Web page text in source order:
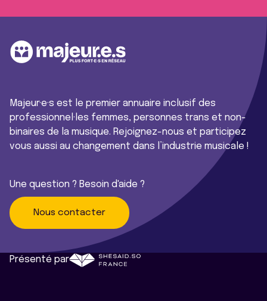
Majeur·e·s est le premier annuaire inclusif des
professionnel·les femmes, personnes trans et non-
binaires de la musique. Rejoignez-nous et participez
vous aussi au changement dans l’industrie musicale !
Une question ? Besoin d'aide ?
Nous contacter
Présenté par